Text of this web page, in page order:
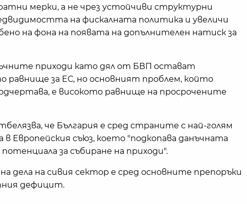
мерки, а не чрез устойчиви структурни
на фискалната политика и увеличи
на фона на появата на допълнителен натиск за
приходи като дял от БВП остават
равнище за ЕС, но основният проблем, който
е високото равнище на просрочените
че България е сред страните с най-голям
в Европейския съюз, което "подкопава данъчната
за събиране на приходи".
дела на сивия сектор е сред основните препоръки
дефицит.